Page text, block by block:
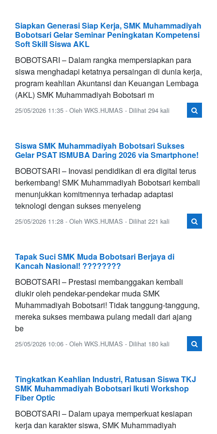
Siapkan Generasi Siap Kerja, SMK Muhammadiyah
Bobotsari Gelar Seminar Peningkatan Kompetensi
Soft Skill Siswa AKL
BOBOTSARI – Dalam rangka mempersiapkan para
siswa menghadapi ketatnya persaingan di dunia kerja,
program keahlian Akuntansi dan Keuangan Lembaga
(AKL) SMK Muhammadiyah Bobotsari m
25/05/2026 11:35 - Oleh WKS.HUMAS - Dilihat 294 kali
Siswa SMK Muhammadiyah Bobotsari Sukses
Gelar PSAT ISMUBA Daring 2026 via Smartphone!
BOBOTSARI – Inovasi pendidikan di era digital terus
berkembang! SMK Muhammadiyah Bobotsari kembali
menunjukkan komitmennya terhadap adaptasi
teknologi dengan sukses menyeleng
25/05/2026 11:28 - Oleh WKS.HUMAS - Dilihat 221 kali
Tapak Suci SMK Muda Bobotsari Berjaya di
Kancah Nasional! ????????
BOBOTSARI – Prestasi membanggakan kembali
diukir oleh pendekar-pendekar muda SMK
Muhammadiyah Bobotsari! Tidak tanggung-tanggung,
mereka sukses membawa pulang medali dari ajang
be
25/05/2026 10:06 - Oleh WKS.HUMAS - Dilihat 180 kali
Tingkatkan Keahlian Industri, Ratusan Siswa TKJ
SMK Muhammadiyah Bobotsari Ikuti Workshop
Fiber Optic
BOBOTSARI – Dalam upaya memperkuat kesiapan
kerja dan karakter siswa, SMK Muhammadiyah